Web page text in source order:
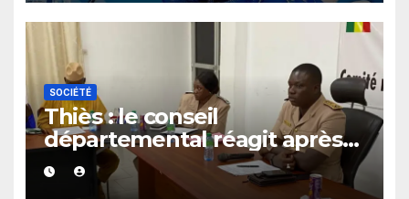
SOCIÉTÉ
Thiès : le conseil
départemental réagit après
le rappel à l’ordre du
gouverneur